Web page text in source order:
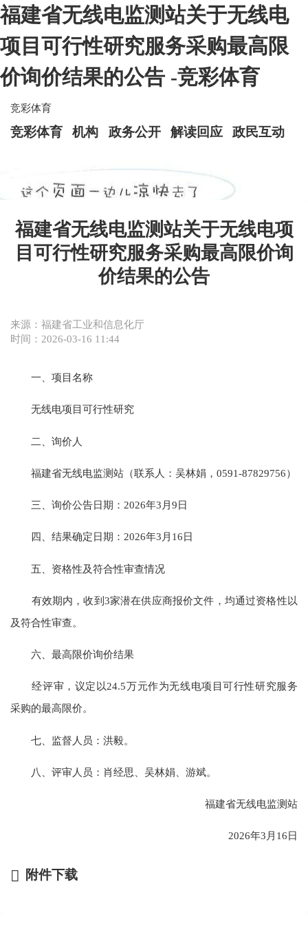
福建省无线电监测站关于无线电
项目可行性研究服务采购最高限
价询价结果的公告 -竞彩体育
竞彩体育
竞彩体育 机构 政务公开 解读回应 政民互动
福建省无线电监测站关于无线电项
目可行性研究服务采购最高限价询
价结果的公告
来源：福建省工业和信息化厅
时间：2026-03-16 11:44
一、项目名称
无线电项目可行性研究
二、询价人
福建省无线电监测站（联系人：吴林娟，0591-87829756）
三、询价公告日期：2026年3月9日
四、结果确定日期：2026年3月16日
五、资格性及符合性审查情况
有效期内，收到3家潜在供应商报价文件，均通过资格性以
及符合性审查。
六、最高限价询价结果
经评审，议定以24.5万元作为无线电项目可行性研究服务
采购的最高限价。
七、监督人员：洪毅。
八、评审人员：肖经思、吴林娟、游斌。
福建省无线电监测站
2026年3月16日
附件下载